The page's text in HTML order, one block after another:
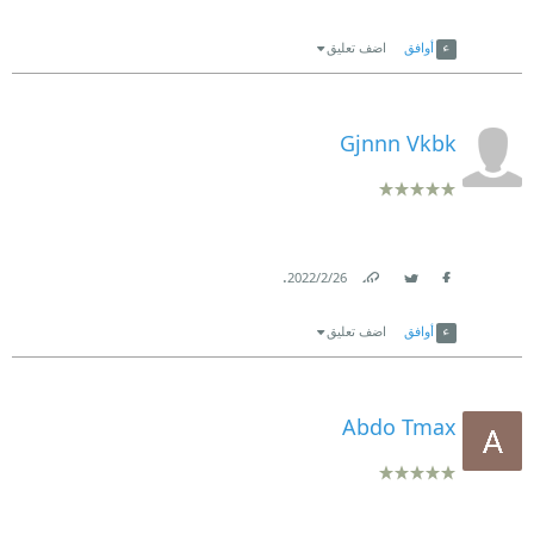
أوافق اضف تعليق
Gjnnn Vkbk
26‏/2‏/2022
.
أوافق اضف تعليق
Abdo Tmax